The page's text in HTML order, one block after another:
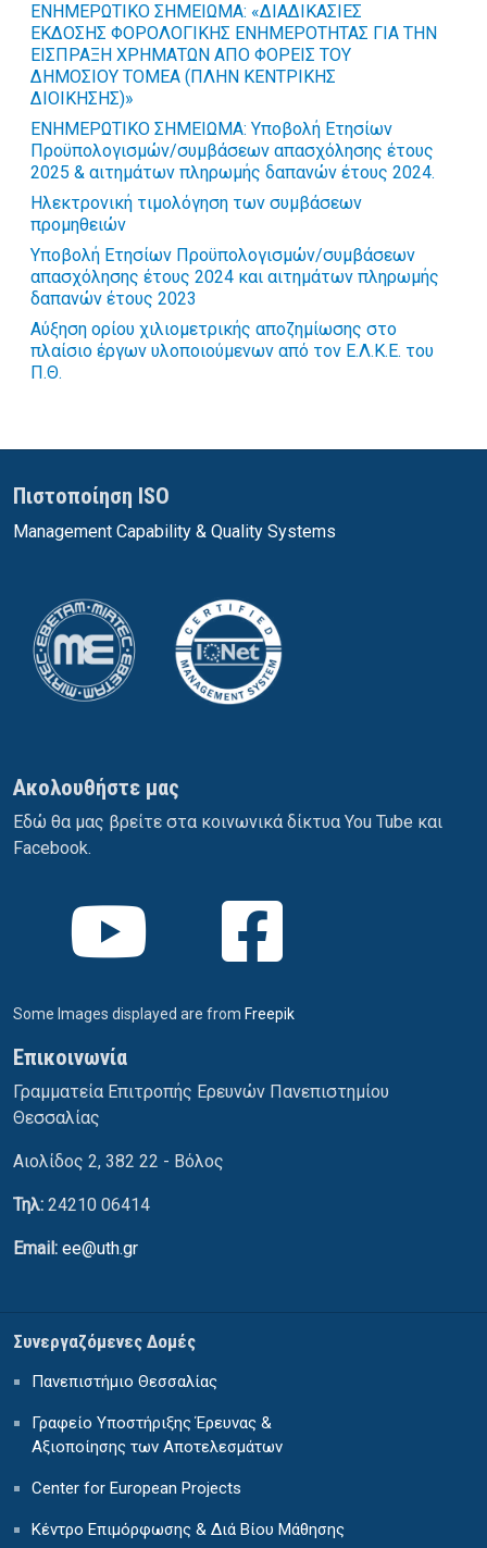
ΕΝΗΜΕΡΩΤΙΚΟ ΣΗΜΕΙΩΜΑ: «ΔΙΑΔΙΚΑΣΙΕΣ
ΕΚΔΟΣΗΣ ΦΟΡΟΛΟΓΙΚΗΣ ΕΝΗΜΕΡΟΤΗΤΑΣ ΓΙΑ ΤΗΝ
ΕΙΣΠΡΑΞΗ ΧΡΗΜΑΤΩΝ ΑΠΟ ΦΟΡΕΙΣ ΤΟΥ
ΔΗΜΟΣΙΟΥ ΤΟΜΕΑ (ΠΛΗΝ ΚΕΝΤΡΙΚΗΣ
ΔΙΟΙΚΗΣΗΣ)»
ΕΝΗΜΕΡΩΤΙΚΟ ΣΗΜΕΙΩΜΑ: Υποβολή Ετησίων
Προϋπολογισμών/συμβάσεων απασχόλησης έτους
2025 & αιτημάτων πληρωμής δαπανών έτους 2024.
Hλεκτρονική τιμολόγηση των συμβάσεων
προμηθειών
Υποβολή Ετησίων Προϋπολογισμών/συμβάσεων
απασχόλησης έτους 2024 και αιτημάτων πληρωμής
δαπανών έτους 2023
Αύξηση ορίου χιλιομετρικής αποζημίωσης στο
πλαίσιο έργων υλοποιούμενων από τον Ε.Λ.Κ.Ε. του
Π.Θ.
Πιστοποίηση ISO
Management Capability & Quality Systems
Ακολουθήστε μας
Εδώ θα μας βρείτε στα κοινωνικά δίκτυα You Tube και
Facebook.
Some Images displayed are from Freepik
Επικοινωνία
Γραμματεία Επιτροπής Ερευνών Πανεπιστημίου
Θεσσαλίας
Αιολίδος 2, 382 22 - Βόλος
Τηλ: 24210 06414
Email: ee@uth.gr
Συνεργαζόμενες Δομές
Πανεπιστήμιο Θεσσαλίας
Γραφείο Υποστήριξης Έρευνας &
Αξιοποίησης των Αποτελεσμάτων
Center for European Projects
Κέντρο Επιμόρφωσης & Διά Βίου Μάθησης